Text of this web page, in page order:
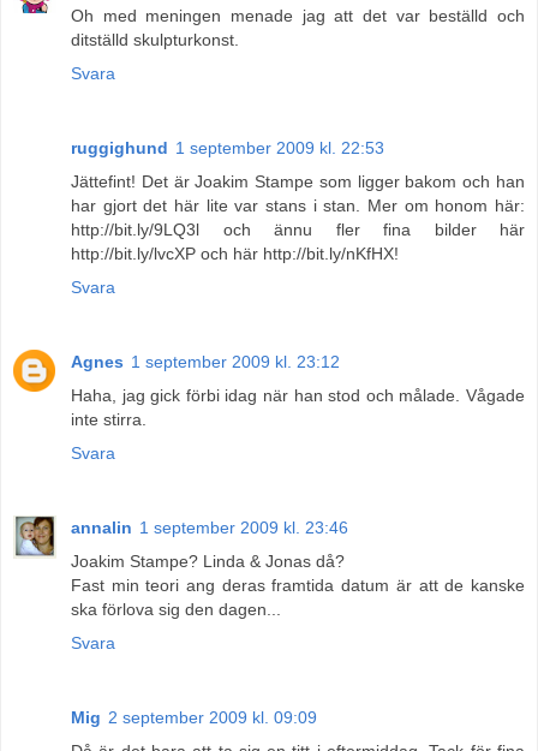
Oh med meningen menade jag att det var beställd och
ditställd skulpturkonst.
Svara
ruggighund 1 september 2009 kl. 22:53
Jättefint! Det är Joakim Stampe som ligger bakom och han
har gjort det här lite var stans i stan. Mer om honom här:
http://bit.ly/9LQ3l och ännu fler fina bilder här
http://bit.ly/lvcXP och här http://bit.ly/nKfHX!
Svara
Agnes 1 september 2009 kl. 23:12
Haha, jag gick förbi idag när han stod och målade. Vågade
inte stirra.
Svara
annalin 1 september 2009 kl. 23:46
Joakim Stampe? Linda & Jonas då?
Fast min teori ang deras framtida datum är att de kanske
ska förlova sig den dagen...
Svara
Mig 2 september 2009 kl. 09:09